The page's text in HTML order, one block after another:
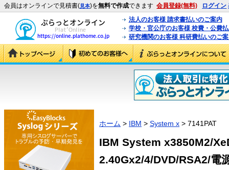
会員はオンラインで見積書(見本)を無料で作成できます 会員登録(無料) ログイン
法人のお客様 請求書払いのご案内
学校・官公庁のお客様 校費・公費
研究機関のお客様 科研費払いのご
ホーム > IBM > System x > 7141PAT
IBM System x3850M2/
2.40Gx2/4/DVD/RSA2/電